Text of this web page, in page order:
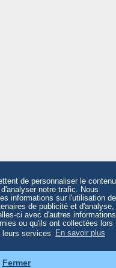
de personnaliser le contenu
notre trafic. Nous
informations sur l'utilisation de
de publicité et d'analyse,
ci avec d'autres informations
ou qu'ils ont collectées lors
services
En savoir plus
Fermer